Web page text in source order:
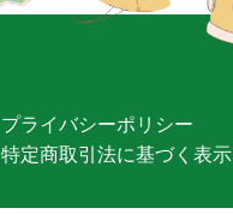
プライバシーポリシー
特定商取引法に基づく表示